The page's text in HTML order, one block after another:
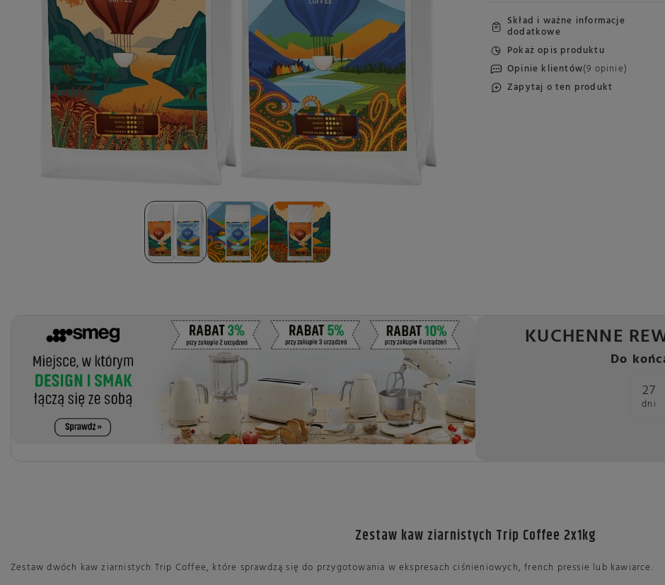
Skład i ważne informacje
dodatkowe
Pokaż opis produktu
Opinie klientów(9 opinie)
Zapytaj o ten produkt
KUCHENNE
Do
27
dni
Zestaw kaw ziarnistych Trip Coffee 2x1kg
Zestaw dwóch kaw ziarnistych Trip Coffee, które sprawdzą się do przygotowania w ekspresach ciśnieniowych, french pressie lub kawiarce.